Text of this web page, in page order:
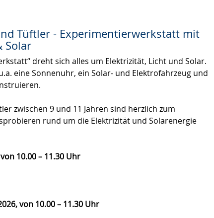
Tüftler - Experimentierwerkstatt mit
Solar
dreht sich alles um Elektrizität, Licht und Solar.
eine Sonnenuhr, ein Solar- und Elektrofahrzeug und
zwischen 9 und 11 Jahren sind herzlich zum
rund um die Elektrizität und Solarenergie
10.00 – 11.30 Uhr
von 10.00 – 11.30 Uhr